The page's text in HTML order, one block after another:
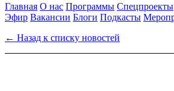
Главная О нас Программы Спецпроекты
Эфир Вакансии Блоги Подкасты
← Назад к списку новостей